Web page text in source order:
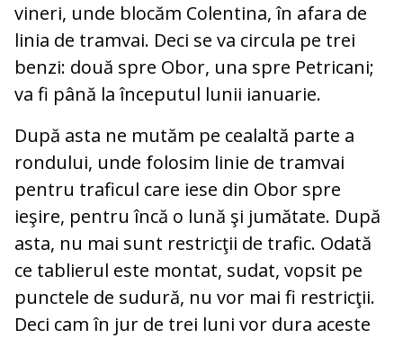
vineri, unde blocăm Colentina, în afara de
linia de tramvai. Deci se va circula pe trei
benzi: două spre Obor, una spre Petricani;
va fi până la începutul lunii ianuarie.
După asta ne mutăm pe cealaltă parte a
rondului, unde folosim linie de tramvai
pentru traficul care iese din Obor spre
ieşire, pentru încă o lună şi jumătate. După
asta, nu mai sunt restricţii de trafic. Odată
ce tablierul este montat, sudat, vopsit pe
punctele de sudură, nu vor mai fi restricţii.
Deci cam în jur de trei luni vor dura aceste